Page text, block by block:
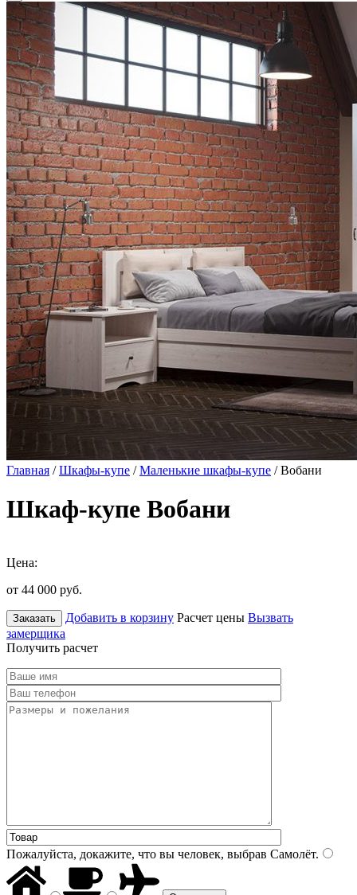
Главная /Шкафы-купе /Маленькие шкафы-купе / Вобани
Шкаф-купе Вобани
Цена:
от 44 000 руб.
Заказать Добавить в корзину Расчет цены Вызвать
замерщика
Получить расчет
Пожалуйста, докажите, что вы человек, выбрав Самолёт.